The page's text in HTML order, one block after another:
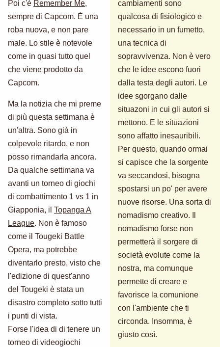
Poi c'è Remember Me,
sempre di Capcom. È una
roba nuova, e non pare
male. Lo stile è notevole
come in quasi tutto quel
che viene prodotto da
Capcom.
Ma la notizia che mi preme
di più questa settimana è
un'altra. Sono già in
colpevole ritardo, e non
posso rimandarla ancora.
Da qualche settimana va
avanti un torneo di giochi
di combattimento 1 vs 1 in
Giapponia, il Topanga A
League. Non è famoso
come il Tougeki Battle
Opera, ma potrebbe
diventarlo presto, visto che
l'edizione di quest'anno
del Tougeki è stata un
disastro completo sotto tutti
i punti di vista.
Forse l'idea di di tenere un
torneo di videogiochi
cambiamenti sono
qualcosa di fisiologico e
necessario in un fumetto,
una tecnica di
sopravvivenza. Non è vero
che le idee escono fuori
dalla testa degli autori. Le
idee sgorgano dalle
situazoni in cui gli autori si
mettono. E le situazioni
sono affatto inesauribili.
Per questo, quando ormai
si capisce che la sorgente
va seccandosi, bisogna
spostarsi un po' per avere
nuove risorse. Una sorta di
nomadismo creativo. Il
nomadismo forse non
permetterà il sorgere di
società evolute come la
nostra, ma comunque
permette di creare e
favorisce la comunione
con l'ambiente che ti
circonda. Insomma, è
giusto così.